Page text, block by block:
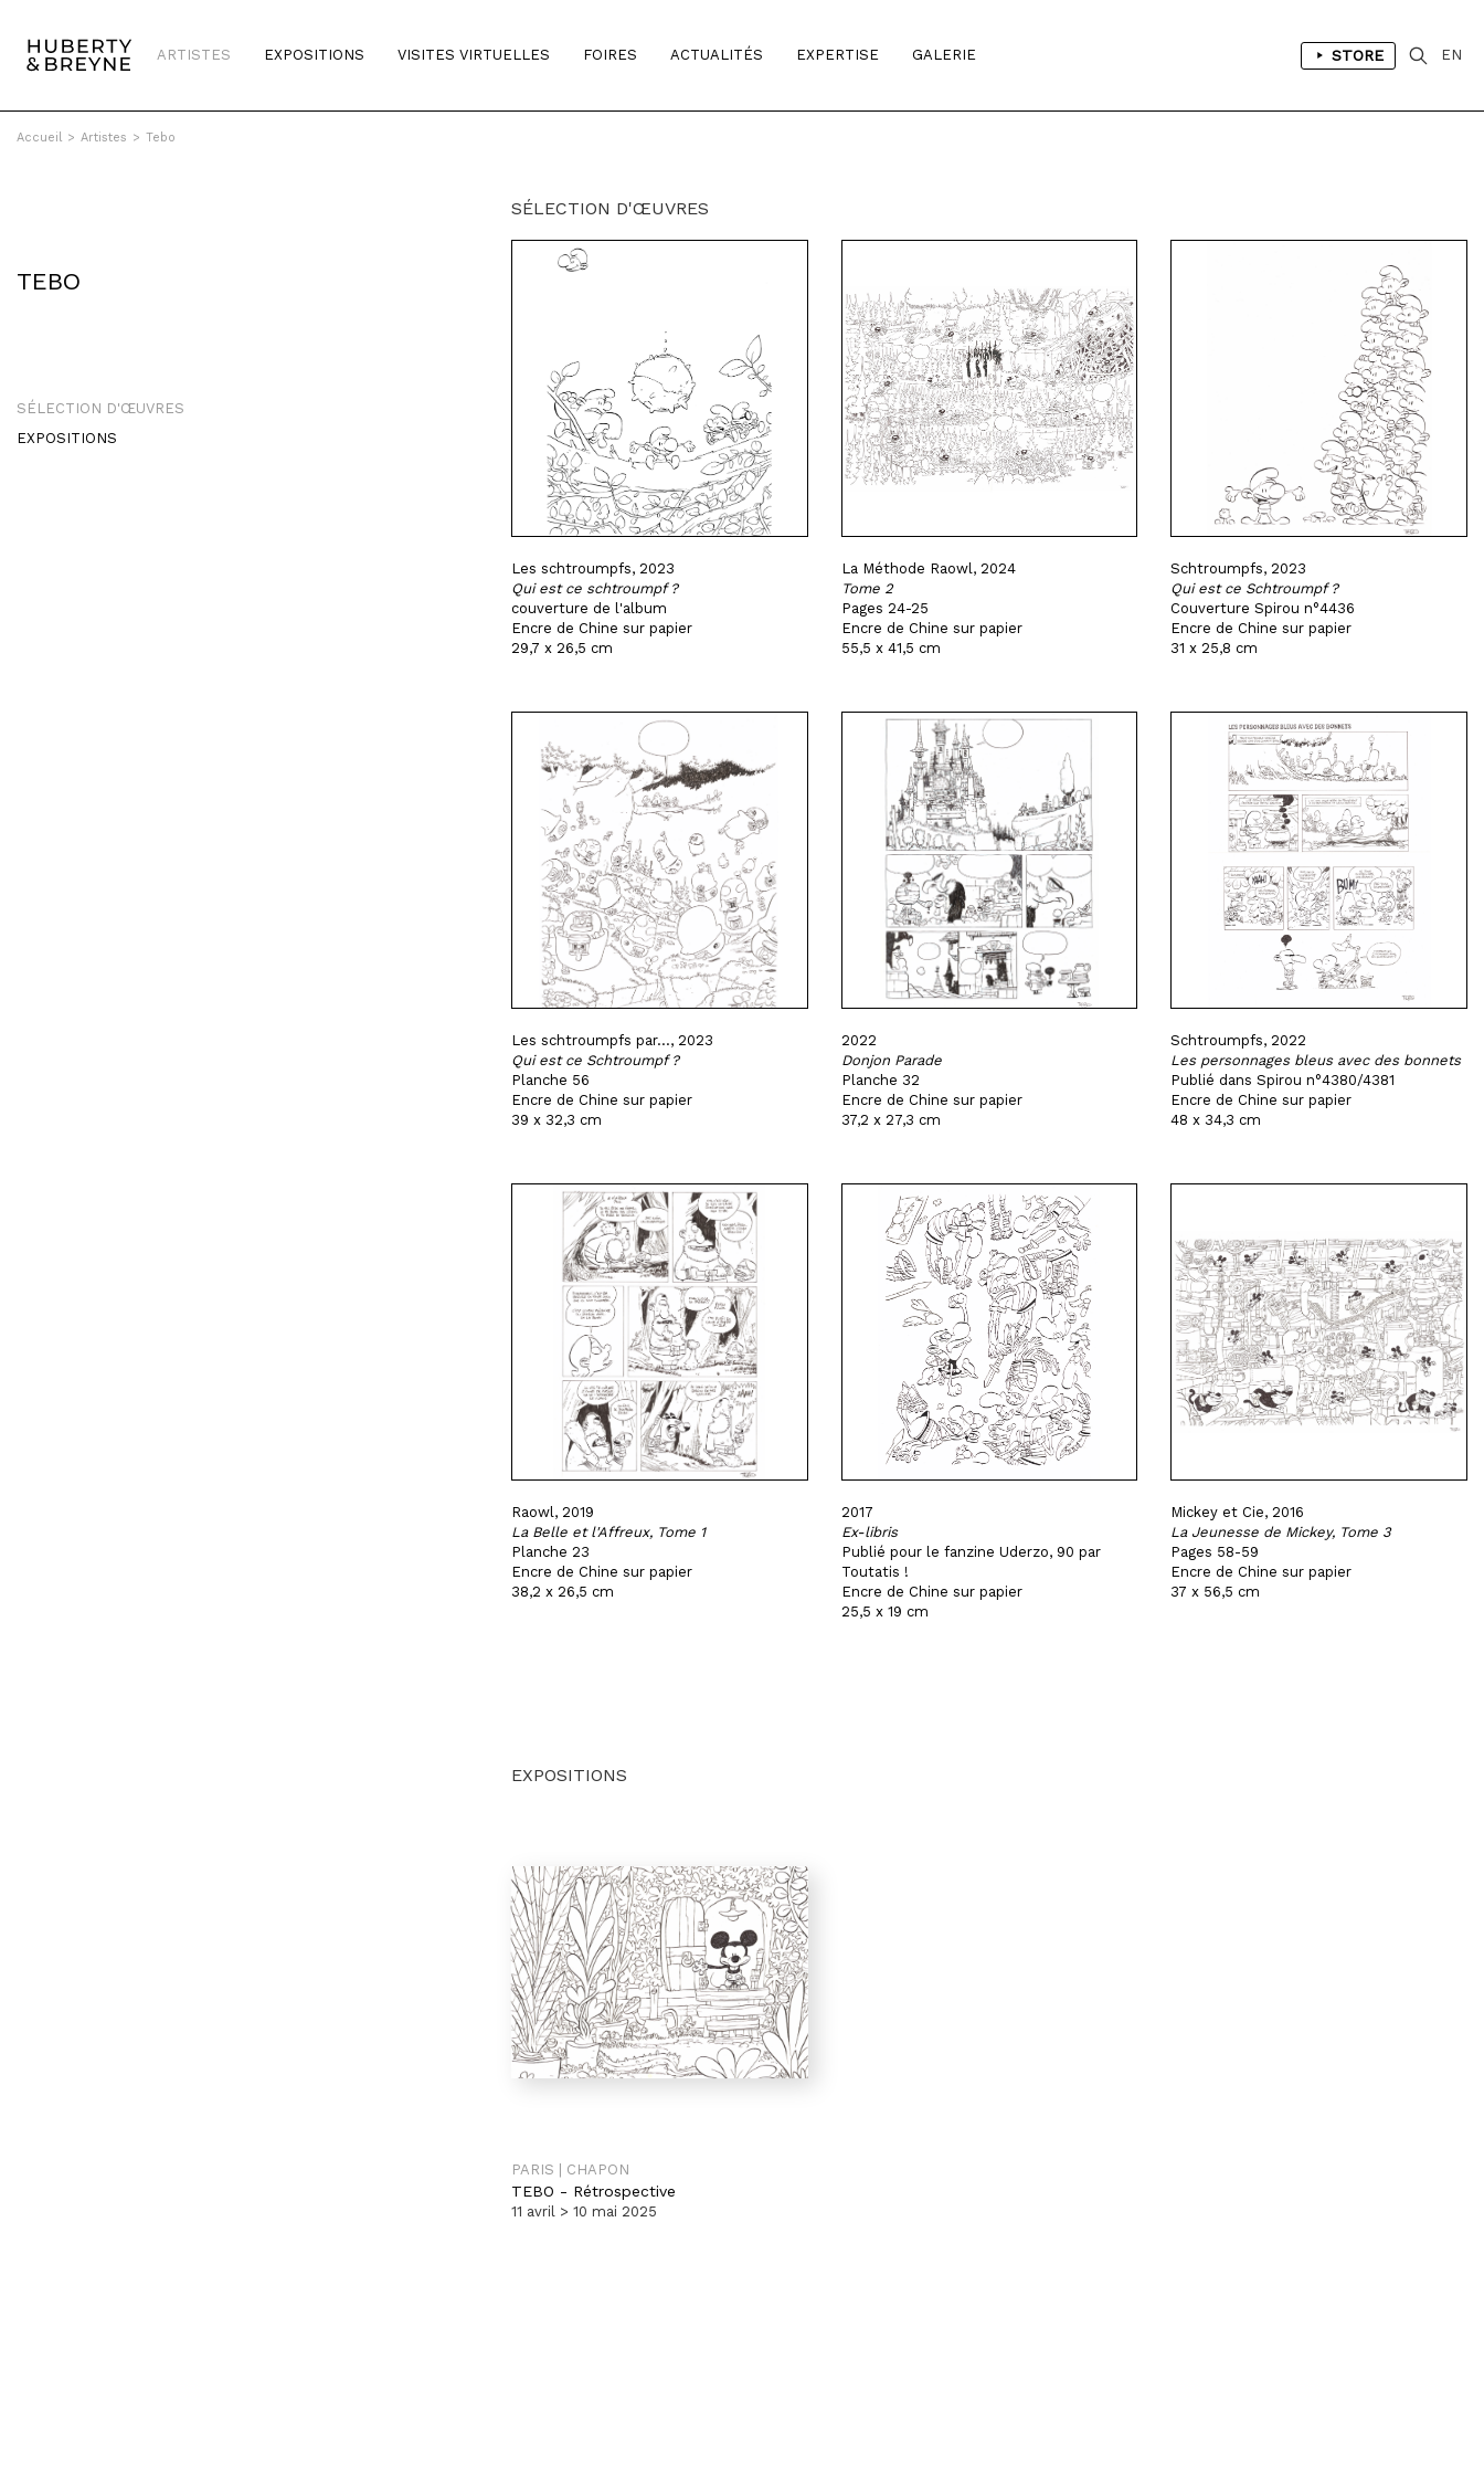
ARTISTES EXPOSITIONS VISITES VIRTUELLES FOIRES ACTUALITÉS EXPERTISE GALERIE STORE EN
Accueil > Artistes > Tebo
TEBO
SÉLECTION D'ŒUVRES
EXPOSITIONS
SÉLECTION D'ŒUVRES
Les schtroumpfs, 2023
Qui est ce schtroumpf ?
couverture de l'album
Encre de Chine sur papier
29,7 x 26,5 cm
La Méthode Raowl, 2024
Tome 2
Pages 24-25
Encre de Chine sur papier
55,5 x 41,5 cm
Schtroumpfs, 2023
Qui est ce Schtroumpf ?
Couverture Spirou n°4436
Encre de Chine sur papier
31 x 25,8 cm
Les schtroumpfs par..., 2023
Qui est ce Schtroumpf ?
Planche 56
Encre de Chine sur papier
39 x 32,3 cm
2022
Donjon Parade
Planche 32
Encre de Chine sur papier
37,2 x 27,3 cm
Schtroumpfs, 2022
Les personnages bleus avec des bonnets
Publié dans Spirou n°4380/4381
Encre de Chine sur papier
48 x 34,3 cm
Raowl, 2019
La Belle et l'Affreux, Tome 1
Planche 23
Encre de Chine sur papier
38,2 x 26,5 cm
2017
Ex-libris
Publié pour le fanzine Uderzo, 90 par
Toutatis !
Encre de Chine sur papier
25,5 x 19 cm
Mickey et Cie, 2016
La Jeunesse de Mickey, Tome 3
Pages 58-59
Encre de Chine sur papier
37 x 56,5 cm
EXPOSITIONS
PARIS | CHAPON
TEBO - Rétrospective
11 avril > 10 mai 2025